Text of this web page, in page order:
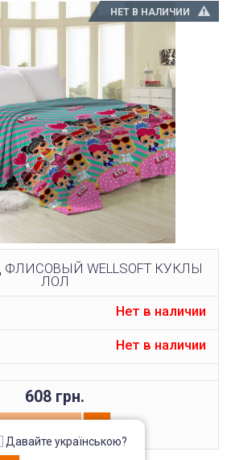
НЕТ В НАЛИЧИИ
WELLSOFT КУКЛЫ
ЛОЛ
Нет в наличии
Нет в наличии
608 грн.
українською?